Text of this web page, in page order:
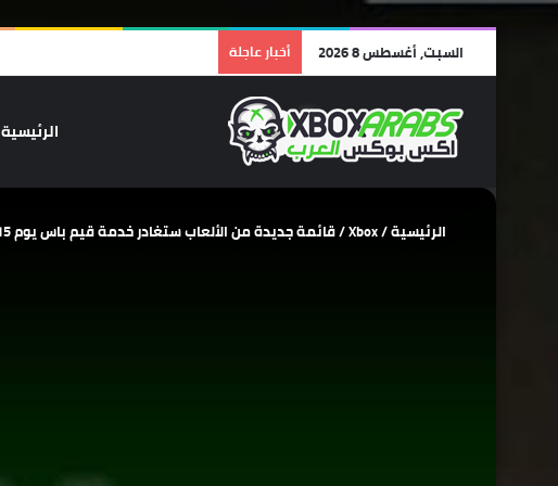
السبت, أغسطس 8 2026 أخبار عاجلة
الرئيسية
الرئيسية/
Xbox
/قائمة جديدة من الألعاب ستغادر خدمة قيم باس يوم 15 يوليو.